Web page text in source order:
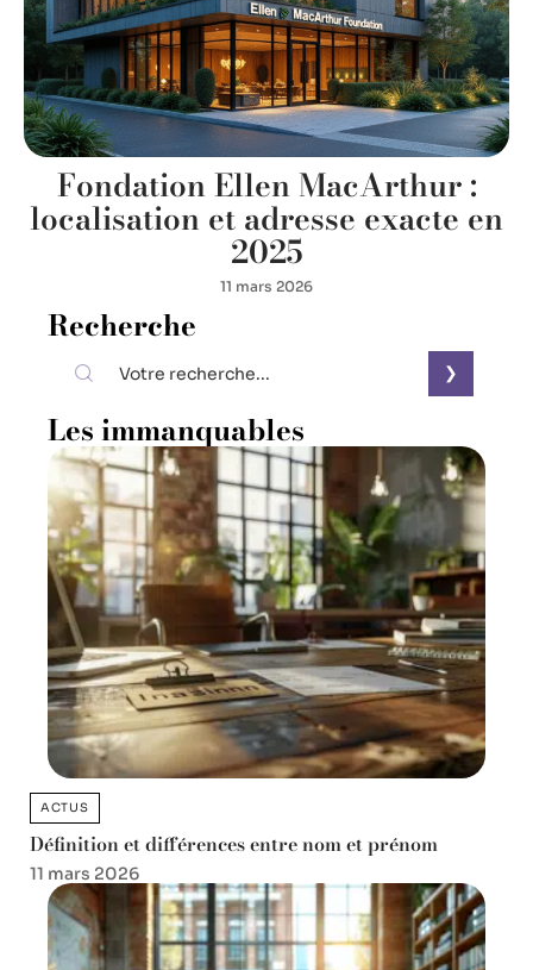
Fondation Ellen MacArthur :
localisation et adresse exacte en
2025
11 mars 2026
Recherche
Les immanquables
ACTUS
Définition et différences entre nom et prénom
11 mars 2026